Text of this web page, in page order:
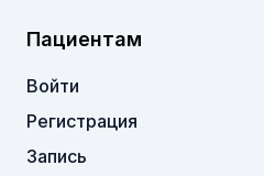
Пациентам
Войти
Регистрация
Запись